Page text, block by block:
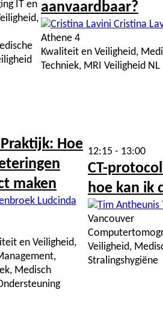
IT en aanvaardbaar?
Cristina
Athene 4
Kwaliteit en Veiligheid,
Techniek, MRI Veiligheid NL
Hoe
maken
Ludcinda
en Veiligheid,
Medisch
12:15 - 13:00
CT-
hoe kan ik
Vancouver
Veiligheid,
Stralingshygiëne